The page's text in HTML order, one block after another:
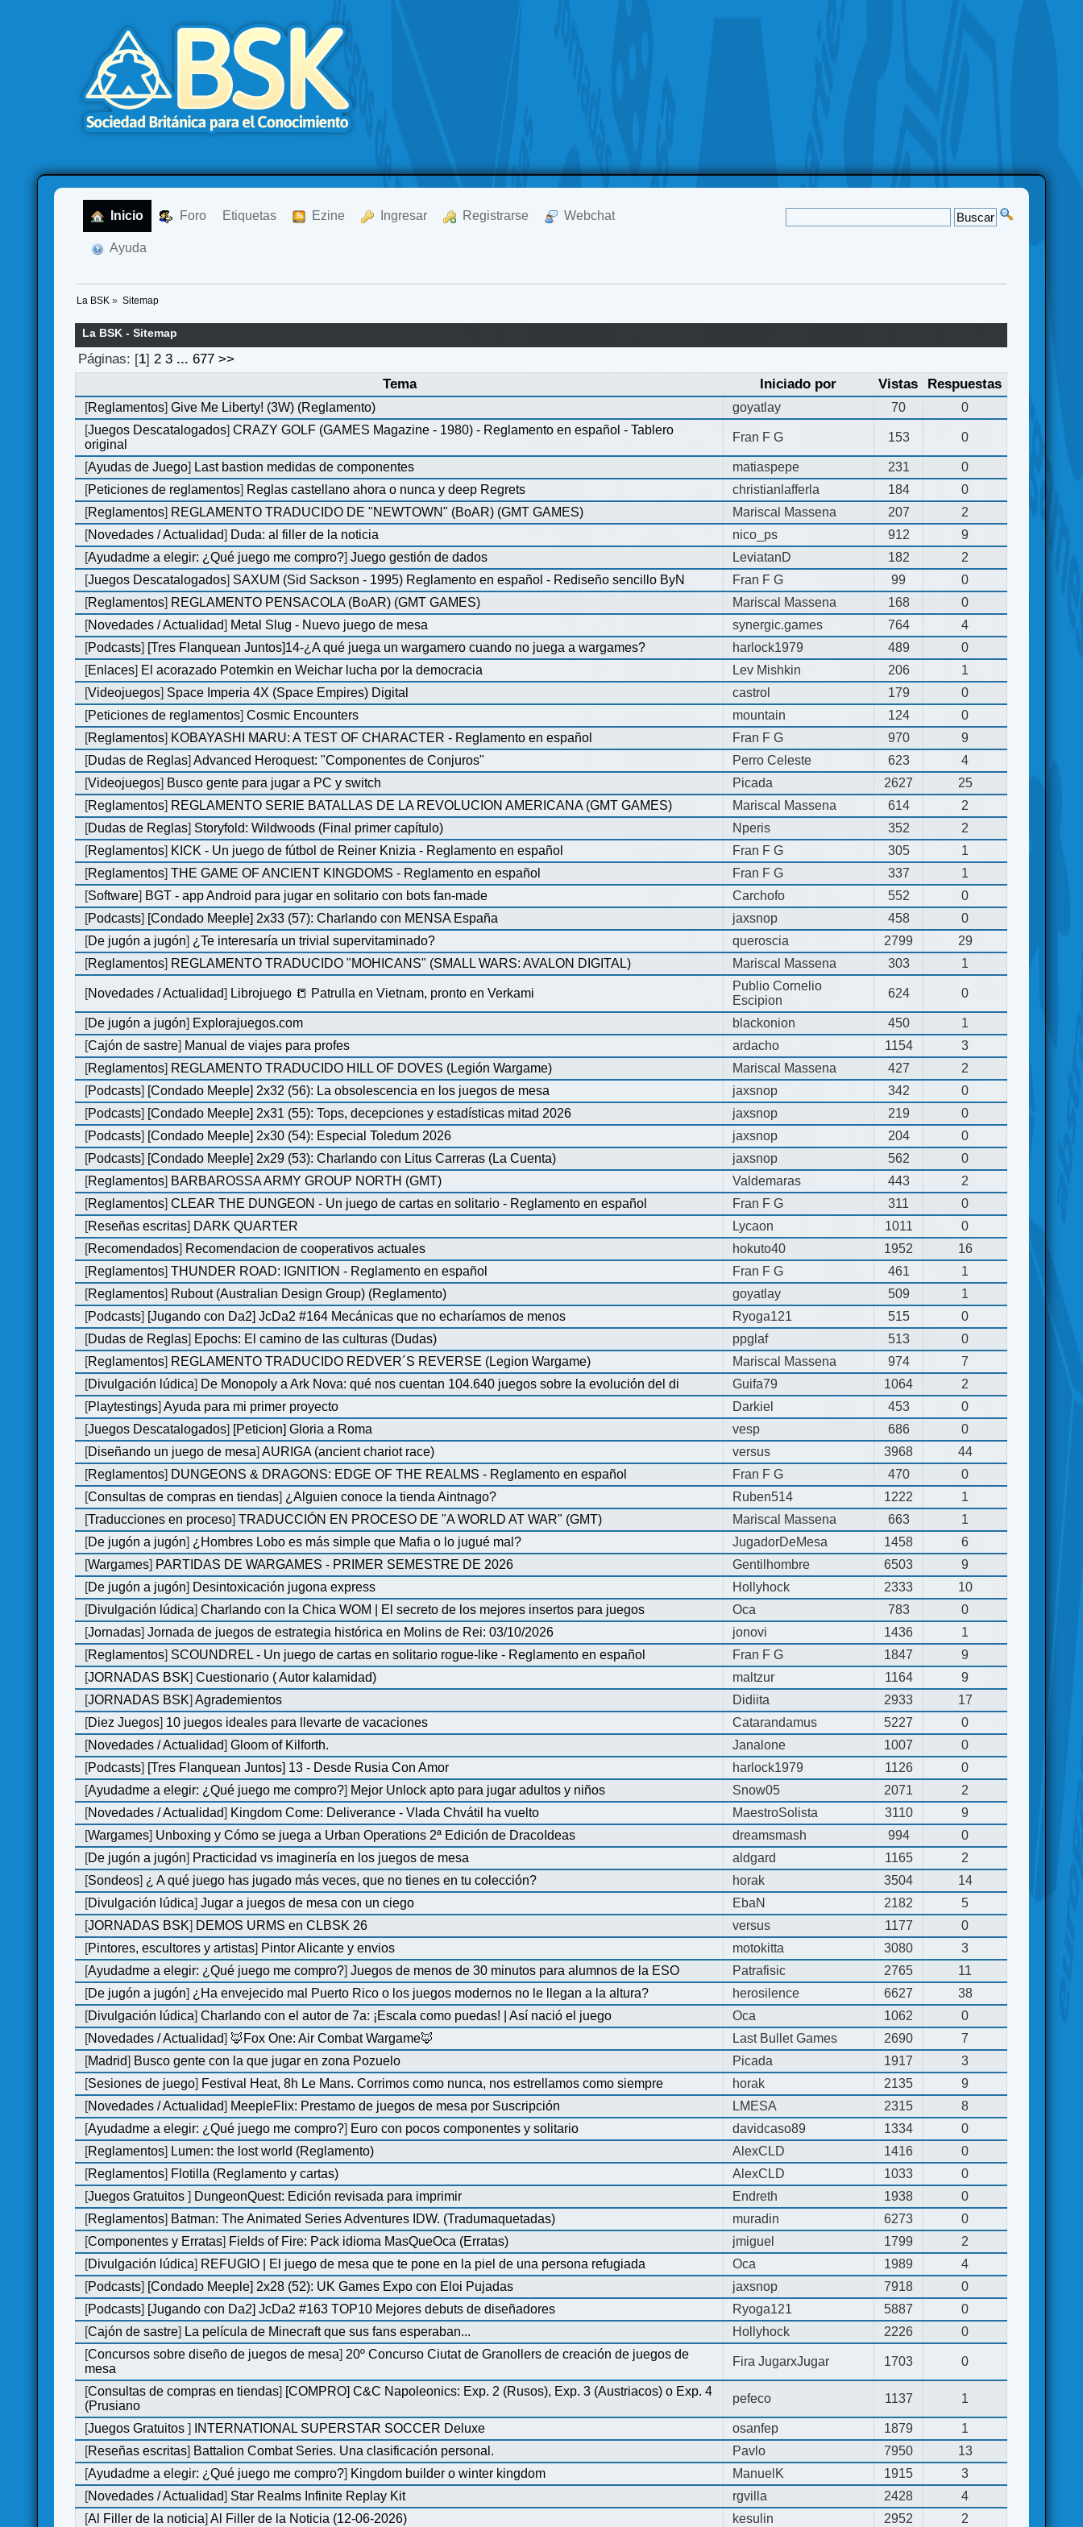
Inicio Foro Etiquetas Ezine Ingresar Registrarse Webchat
Ayuda
La BSK » Sitemap
La BSK - Sitemap
Páginas: [1] 2 3 ... 677 >>
Tema
Iniciado por Vistas Respuestas
[Reglamentos]Give Me Liberty! (3W) (Reglamento) goyatlay 70
0
[Juegos Descatalogados]CRAZY GOLF (GAMES Magazine - 1980) - Reglamento en español - Tablero
original
Fran F G 153 0
[Ayudas de Juego] Last bastion medidas de componentes matiaspepe 231
0
[Peticiones de reglamentos] Reglas castellano ahora o nunca y deep Regrets christianlafferla 184
0
[Reglamentos] REGLAMENTO TRADUCIDO DE "NEWTOWN" (BoAR) (GMT GAMES) Mariscal Massena 207
2
[Novedades / Actualidad] Duda: al filler de la noticia nico_ps 912
9
[Ayudadme a elegir: ¿Qué juego me compro?]Juego gestión de dados LeviatanD 182
2
[Juegos Descatalogados] SAXUM (Sid Sackson - 1995) Reglamento en español - Rediseño sencillo ByN Fran F G 99
0
[Reglamentos] REGLAMENTO PENSACOLA (BoAR) (GMT GAMES) Mariscal Massena 168
0
[Novedades / Actualidad] Metal Slug - Nuevo juego de mesa synergic.games 764
4
[Podcasts] [Tres Flanquean Juntos]14-¿A qué juega un wargamero cuando no juega a wargames? harlock1979 489
0
[Enlaces] El acorazado Potemkin en Weichar lucha por la democracia Lev Mishkin 206
1
[Videojuegos] Space Imperia 4X (Space Empires) Digital castrol 179
0
[Peticiones de reglamentos]Cosmic Encounters mountain 124
0
[Reglamentos] KOBAYASHI MARU: A TEST OF CHARACTER - Reglamento en español Fran F G 970
9
[Dudas de Reglas]Advanced Heroquest: "Componentes de Conjuros" Perro Celeste 623
4
[Videojuegos] Busco gente para jugar a PC y switch Picada 2627
25
[Reglamentos] REGLAMENTO SERIE BATALLAS DE LA REVOLUCION AMERICANA (GMT GAMES) Mariscal Massena 614
2
[Dudas de Reglas] Storyfold: Wildwoods (Final primer capítulo) Nperis 352
2
[Reglamentos] KICK - Un juego de fútbol de Reiner Knizia - Reglamento en español Fran F G 305
1
[Reglamentos]THE GAME OF ANCIENT KINGDOMS - Reglamento en español Fran F G 337
1
[Software] BGT - app Android para jugar en solitario con bots fan-made Carchofo 552
0
[Podcasts] [Condado Meeple] 2x33 (57): Charlando con MENSA España jaxsnop 458
0
[De jugón a jugón] ¿Te interesaría un trivial supervitaminado? queroscia 2799
29
[Reglamentos] REGLAMENTO TRADUCIDO "MOHICANS" (SMALL WARS: AVALON DIGITAL) Mariscal Massena 303 1
[Novedades / Actualidad] Librojuego 📒 Patrulla en Vietnam, pronto en Verkami
Publio Cornelio
Escipion
624 0
[De jugón a jugón] Explorajuegos.com blackonion 450
1
[Cajón de sastre] Manual de viajes para profes ardacho 1154
3
[Reglamentos] REGLAMENTO TRADUCIDO HILL OF DOVES (Legión Wargame) Mariscal Massena 427
2
[Podcasts] [Condado Meeple] 2x32 (56): La obsolescencia en los juegos de mesa jaxsnop 342
0
[Podcasts] [Condado Meeple] 2x31 (55): Tops, decepciones y estadísticas mitad 2026 jaxsnop 219
0
[Podcasts] [Condado Meeple] 2x30 (54): Especial Toledum 2026 jaxsnop 204
0
[Podcasts] [Condado Meeple] 2x29 (53): Charlando con Litus Carreras (La Cuenta) jaxsnop 562
0
[Reglamentos] BARBAROSSA ARMY GROUP NORTH (GMT) Valdemaras 443
2
[Reglamentos]CLEAR THE DUNGEON - Un juego de cartas en solitario - Reglamento en español Fran F G 311
0
[Reseñas escritas] DARK QUARTER Lycaon 1011
0
[Recomendados] Recomendacion de cooperativos actuales hokuto40 1952
16
[Reglamentos]THUNDER ROAD: IGNITION - Reglamento en español Fran F G 461
1
[Reglamentos] Rubout (Australian Design Group) (Reglamento) goyatlay 509
1
[Podcasts] [Jugando con Da2] JcDa2 #164 Mecánicas que no echaríamos de menos Ryoga121 515
0
[Dudas de Reglas] Epochs: El camino de las culturas (Dudas) ppglaf 513
0
[Reglamentos] REGLAMENTO TRADUCIDO REDVER´S REVERSE (Legion Wargame) Mariscal Massena 974
7
[Divulgación lúdica] De Monopoly a Ark Nova: qué nos cuentan 104.640 juegos sobre la evolución del di Guifa79 1064
2
[Playtestings]Ayuda para mi primer proyecto Darkiel 453
0
[Juegos Descatalogados] [Peticion] Gloria a Roma vesp 686
0
[Diseñando un juego de mesa]AURIGA (ancient chariot race) versus 3968
44
[Reglamentos] DUNGEONS & DRAGONS: EDGE OF THE REALMS - Reglamento en español Fran F G 470
0
[Consultas de compras en tiendas] ¿Alguien conoce la tienda Aintnago? Ruben514 1222
1
[Traducciones en proceso]TRADUCCIÓN EN PROCESO DE "A WORLD AT WAR" (GMT) Mariscal Massena 663
1
[De jugón a jugón] ¿Hombres Lobo es más simple que Mafia o lo jugué mal? JugadorDeMesa 1458
6
[Wargames] PARTIDAS DE WARGAMES - PRIMER SEMESTRE DE 2026 Gentilhombre 6503
9
[De jugón a jugón] Desintoxicación jugona express Hollyhock 2333
10
[Divulgación lúdica]Charlando con la Chica WOM | El secreto de los mejores insertos para juegos Oca 783
0
[Jornadas]Jornada de juegos de estrategia histórica en Molins de Rei: 03/10/2026 jonovi 1436
1
[Reglamentos] SCOUNDREL - Un juego de cartas en solitario rogue-like - Reglamento en español Fran F G 1847
9
[JORNADAS BSK]Cuestionario ( Autor kalamidad) maltzur 1164
9
[JORNADAS BSK]Agrademientos Didiita 2933
17
[Diez Juegos] 10 juegos ideales para llevarte de vacaciones Catarandamus 5227
0
[Novedades / Actualidad]Gloom of Kilforth. Janalone 1007
0
[Podcasts] [Tres Flanquean Juntos] 13 - Desde Rusia Con Amor harlock1979 1126
0
[Ayudadme a elegir: ¿Qué juego me compro?] Mejor Unlock apto para jugar adultos y niños Snow05 2071
2
[Novedades / Actualidad] Kingdom Come: Deliverance - Vlada Chvátil ha vuelto MaestroSolista 3110
9
[Wargames] Unboxing y Cómo se juega a Urban Operations 2ª Edición de DracoIdeas dreamsmash 994
0
[De jugón a jugón] Practicidad vs imaginería en los juegos de mesa aldgard 1165
2
[Sondeos] ¿ A qué juego has jugado más veces, que no tienes en tu colección? horak 3504
14
[Divulgación lúdica]Jugar a juegos de mesa con un ciego EbaN 2182
5
[JORNADAS BSK] DEMOS URMS en CLBSK 26 versus 1177
0
[Pintores, escultores y artistas] Pintor Alicante y envios motokitta 3080
3
[Ayudadme a elegir: ¿Qué juego me compro?]Juegos de menos de 30 minutos para alumnos de la ESO Patrafisic 2765
11
[De jugón a jugón] ¿Ha envejecido mal Puerto Rico o los juegos modernos no le llegan a la altura? herosilence 6627
38
[Divulgación lúdica]Charlando con el autor de 7a: ¡Escala como puedas! | Así nació el juego Oca 1062
0
[Novedades / Actualidad] 🦊Fox One: Air Combat Wargame🦊 Last Bullet Games 2690
7
[Madrid] Busco gente con la que jugar en zona Pozuelo Picada 1917
3
[Sesiones de juego] Festival Heat, 8h Le Mans. Corrimos como nunca, nos estrellamos como siempre horak 2135
9
[Novedades / Actualidad] MeepleFlix: Prestamo de juegos de mesa por Suscripción LMESA 2315
8
[Ayudadme a elegir: ¿Qué juego me compro?] Euro con pocos componentes y solitario davidcaso89 1334
0
[Reglamentos] Lumen: the lost world (Reglamento) AlexCLD 1416
0
[Reglamentos] Flotilla (Reglamento y cartas) AlexCLD 1033
0
[Juegos Gratuitos] DungeonQuest: Edición revisada para imprimir Endreth 1938
0
[Reglamentos] Batman: The Animated Series Adventures IDW. (Tradumaquetadas) muradin 6273
0
[Componentes y Erratas] Fields of Fire: Pack idioma MasQueOca (Erratas) jmiguel 1799
2
[Divulgación lúdica] REFUGIO | El juego de mesa que te pone en la piel de una persona refugiada Oca 1989
4
[Podcasts] [Condado Meeple] 2x28 (52): UK Games Expo con Eloi Pujadas jaxsnop 7918
0
[Podcasts] [Jugando con Da2] JcDa2 #163 TOP10 Mejores debuts de diseñadores Ryoga121 5887
0
[Cajón de sastre] La película de Minecraft que sus fans esperaban... Hollyhock 2226
0
[Concursos sobre diseño de juegos de mesa] 20º Concurso Ciutat de Granollers de creación de juegos de
mesa
Fira JugarxJugar 1703 0
[Consultas de compras en tiendas] [COMPRO] C&C Napoleonics: Exp. 2 (Rusos), Exp. 3 (Austriacos) o Exp. 4
(Prusiano
pefeco 1137 1
[Juegos Gratuitos] INTERNATIONAL SUPERSTAR SOCCER Deluxe osanfep 1879
1
[Reseñas escritas] Battalion Combat Series. Una clasificación personal. Pavlo 7950
13
[Ayudadme a elegir: ¿Qué juego me compro?] Kingdom builder o winter kingdom ManuelK 1915
3
[Novedades / Actualidad] Star Realms Infinite Replay Kit rgvilla 2428
4
[Al Filler de la noticia]Al Filler de la Noticia (12-06-2026) kesulin 2952 2